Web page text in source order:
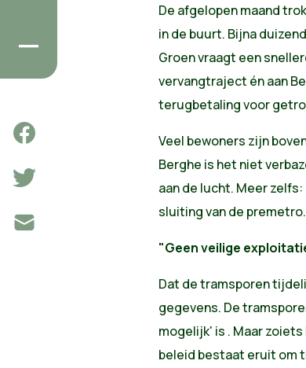
De afgelopen maand
in de buurt. Bijna
Groen vraagt een
vervangtraject én aan
terugbetaling voor
Veel bewoners zijn
Berghe is het niet
aan de lucht. Meer
sluiting van de
"Geen veilige
Dat de tramsporen
gegevens. De
mogelijk' is . Maar
beleid bestaat eruit om